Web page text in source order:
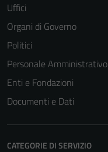
Uffici
Organi di Governo
Politici
Personale Amministrativo
Enti e Fondazioni
Documenti e Dati
CATEGORIE DI SERVIZIO